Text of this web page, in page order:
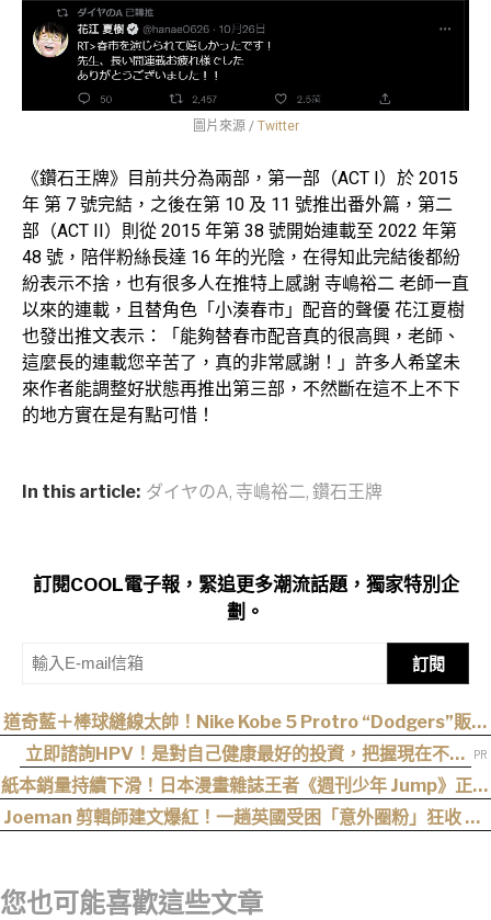
圖片來源 /Twitter
《鑽石王牌》目前共分為兩部，第一部（ACT I）於 2015
年 第 7 號完結，之後在第 10 及 11 號推出番外篇，第二
部（ACT II）則從 2015 年第 38 號開始連載至 2022 年第
48 號，陪伴粉絲長達 16 年的光陰，在得知此完結後都紛
紛表示不捨，也有很多人在推特上感謝 寺嶋裕二 老師一直
以來的連載，且替角色「小湊春市」配音的聲優 花江夏樹
也發出推文表示：「能夠替春市配音真的很高興，老師、
這麼長的連載您辛苦了，真的非常感謝！」許多人希望未
來作者能調整好狀態再推出第三部，不然斷在這不上不下
的地方實在是有點可惜！
In this article: ダイヤのA, 寺嶋裕二, 鑽石王牌
訂閱COOL電子報，緊追更多潮流話題，獨家特別企
劃。
訂閱
道奇藍＋棒球縫線太帥！Nike Kobe 5 Protro “Dodgers”販售
資訊釋出
立即諮詢HPV！是對自己健康最好的投資，把握現在不嫌
晚！
紙本銷量持續下滑！日本漫畫雜誌王者《週刊少年 Jump》正式
跌破百萬大關
Joeman 剪輯師建文爆紅！一趟英國受困「意外圈粉」狂收 20
您也可能喜歡這些文章